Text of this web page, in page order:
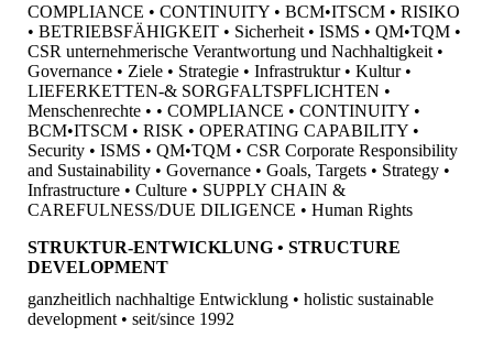
COMPLIANCE • CONTINUITY • BCM•ITSCM • RISIKO
• BETRIEBSFÄHIGKEIT • Sicherheit • ISMS • QM•TQM •
CSR unternehmerische Verantwortung und Nachhaltigkeit •
Governance • Ziele • Strategie • Infrastruktur • Kultur •
LIEFERKETTEN-& SORGFALTSPFLICHTEN •
Menschenrechte • • COMPLIANCE • CONTINUITY •
BCM•ITSCM • RISK • OPERATING CAPABILITY •
Security • ISMS • QM•TQM • CSR Corporate Responsibility
and Sustainability • Governance • Goals, Targets • Strategy •
Infrastructure • Culture • SUPPLY CHAIN &
CAREFULNESS/DUE DILIGENCE • Human Rights
STRUKTUR-ENTWICKLUNG • STRUCTURE
DEVELOPMENT
ganzheitlich nachhaltige Entwicklung • holistic sustainable
development • seit/since 1992